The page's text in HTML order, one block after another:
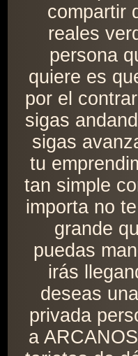
compartir
reales
persona
quiere es
por el
sigas
sigas
tu
tan simple
importa no
grande
puedas
irás
deseas
privada
a